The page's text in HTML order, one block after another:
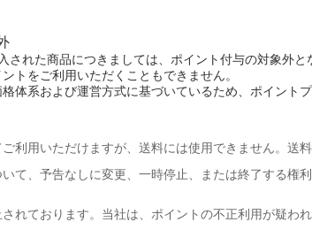
れた商品につきましては、ポイント付与の対象外と
トをご利用いただくこともできません。
体系および運営方式に基づいているため、ポイント
利用いただけますが、送料には使用できません。送
て、予告なしに変更、一時停止、または終了する権利
れております。当社は、ポイントの不正利用が疑わ